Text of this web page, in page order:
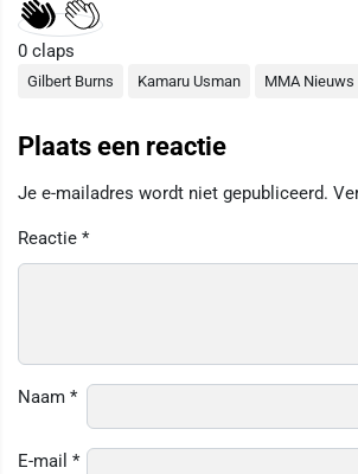
0 claps
Gilbert Burns Kamaru Usman MMA Nieuws
Plaats een reactie
Je e-mailadres wordt niet gepubliceerd.
Reactie *
Naam *
E-mail *